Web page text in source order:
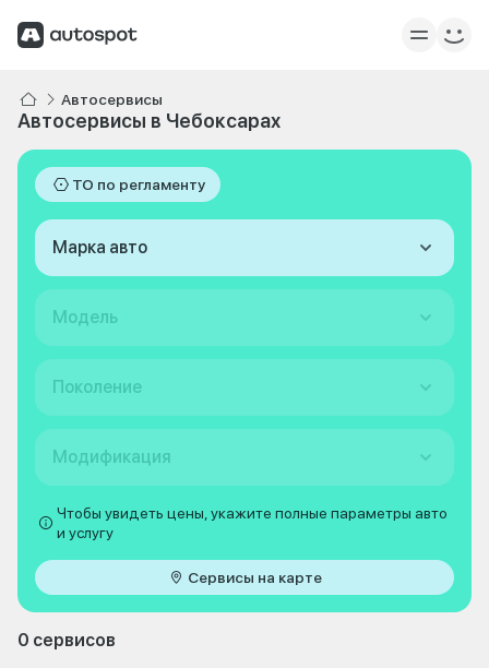
Автосервисы
Автосервисы в Чебоксарах
ТО по регламенту
Марка авто
Модель
Поколение
Модификация
Чтобы увидеть цены, укажите полные параметры авто
и услугу
Сервисы на карте
0 сервисов